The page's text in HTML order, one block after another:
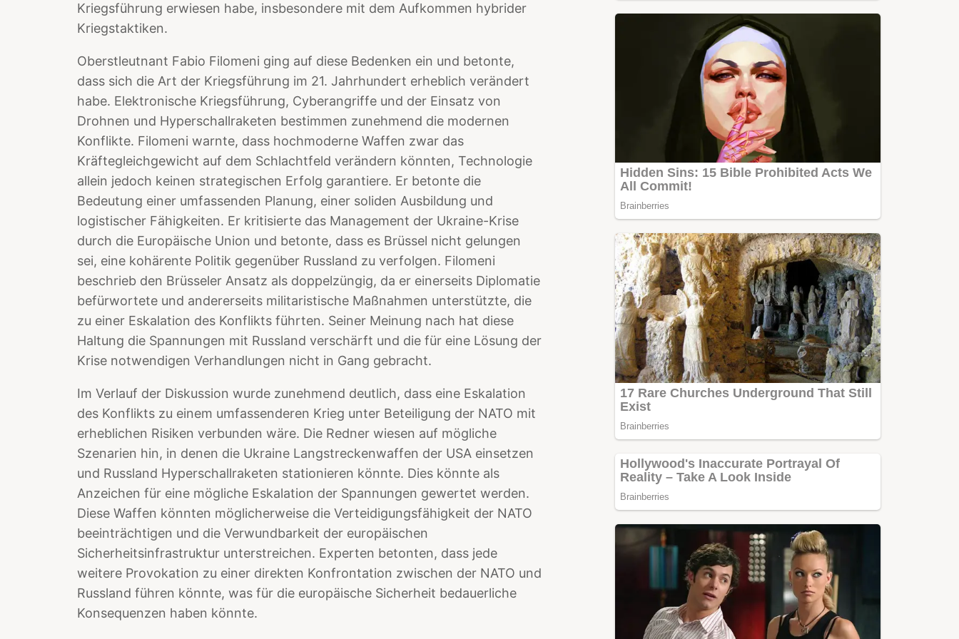
Kriegsführung erwiesen habe, insbesondere mit dem Aufkommen hybrider
Kriegstaktiken.
Oberstleutnant Fabio Filomeni ging auf diese Bedenken ein und betonte,
dass sich die Art der Kriegsführung im 21. Jahrhundert erheblich verändert
habe. Elektronische Kriegsführung, Cyberangriffe und der Einsatz von
Drohnen und Hyperschallraketen bestimmen zunehmend die modernen
Konflikte. Filomeni warnte, dass hochmoderne Waffen zwar das
Kräftegleichgewicht auf dem Schlachtfeld verändern könnten, Technologie
allein jedoch keinen strategischen Erfolg garantiere. Er betonte die
Bedeutung einer umfassenden Planung, einer soliden Ausbildung und
logistischer Fähigkeiten. Er kritisierte das Management der Ukraine-Krise
durch die Europäische Union und betonte, dass es Brüssel nicht gelungen
sei, eine kohärente Politik gegenüber Russland zu verfolgen. Filomeni
beschrieb den Brüsseler Ansatz als doppelzüngig, da er einerseits Diplomatie
befürwortete und andererseits militaristische Maßnahmen unterstützte, die
zu einer Eskalation des Konflikts führten. Seiner Meinung nach hat diese
Haltung die Spannungen mit Russland verschärft und die für eine Lösung der
Krise notwendigen Verhandlungen nicht in Gang gebracht.
Im Verlauf der Diskussion wurde zunehmend deutlich, dass eine Eskalation
des Konflikts zu einem umfassenderen Krieg unter Beteiligung der NATO mit
erheblichen Risiken verbunden wäre. Die Redner wiesen auf mögliche
Szenarien hin, in denen die Ukraine Langstreckenwaffen der USA einsetzen
und Russland Hyperschallraketen stationieren könnte. Dies könnte als
Anzeichen für eine mögliche Eskalation der Spannungen gewertet werden.
Diese Waffen könnten möglicherweise die Verteidigungsfähigkeit der NATO
beeinträchtigen und die Verwundbarkeit der europäischen
Sicherheitsinfrastruktur unterstreichen. Experten betonten, dass jede
weitere Provokation zu einer direkten Konfrontation zwischen der NATO und
Russland führen könnte, was für die europäische Sicherheit bedauerliche
Konsequenzen haben könnte.